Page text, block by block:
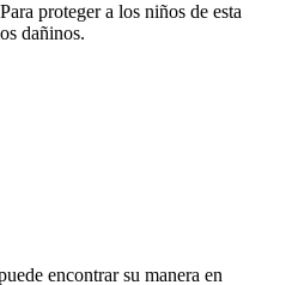
proteger a los niños de esta
dañinos.
encontrar su manera en